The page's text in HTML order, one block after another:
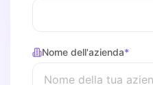
Nome dell'azienda*